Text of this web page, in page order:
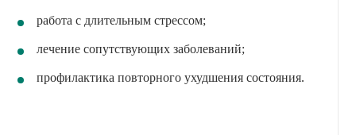
работа с длительным стрессом;
лечение сопутствующих заболеваний;
профилактика повторного ухудшения состояния.